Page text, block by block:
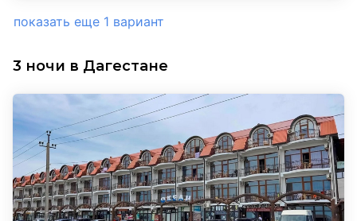
показать еще 1 вариант
3 ночи в Дагестане